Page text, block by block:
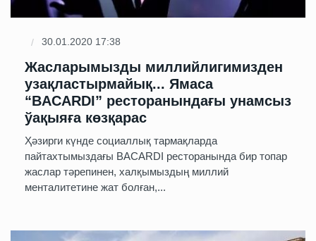
30.01.2020 17:38
Жасларымызды миллийлигимизден
узақластырмайық... Ямаса
“BACARDI” ресторанындағы унамсыз
ўақыяға көзқарас
Ҳәзирги күнде социаллық тармақларда
пайтахтымыздағы BACARDI ресторанында бир топар
жаслар тәрепинен, халқымыздың миллий
менталитетине жат болған,...